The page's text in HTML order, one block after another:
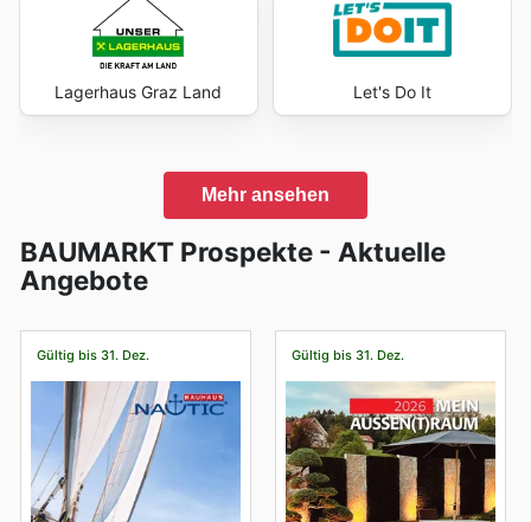
Lagerhaus Graz Land Let's Do It
Mehr ansehen
BAUMARKT Prospekte - Aktuelle
Angebote
Gültig bis 31. Dez. Gültig bis 31. Dez.